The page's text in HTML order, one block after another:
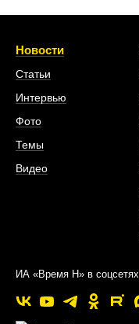
Новости
Статьи
Интервью
Фото
Темы
Видео
ИА «Время Н» в соцсетях